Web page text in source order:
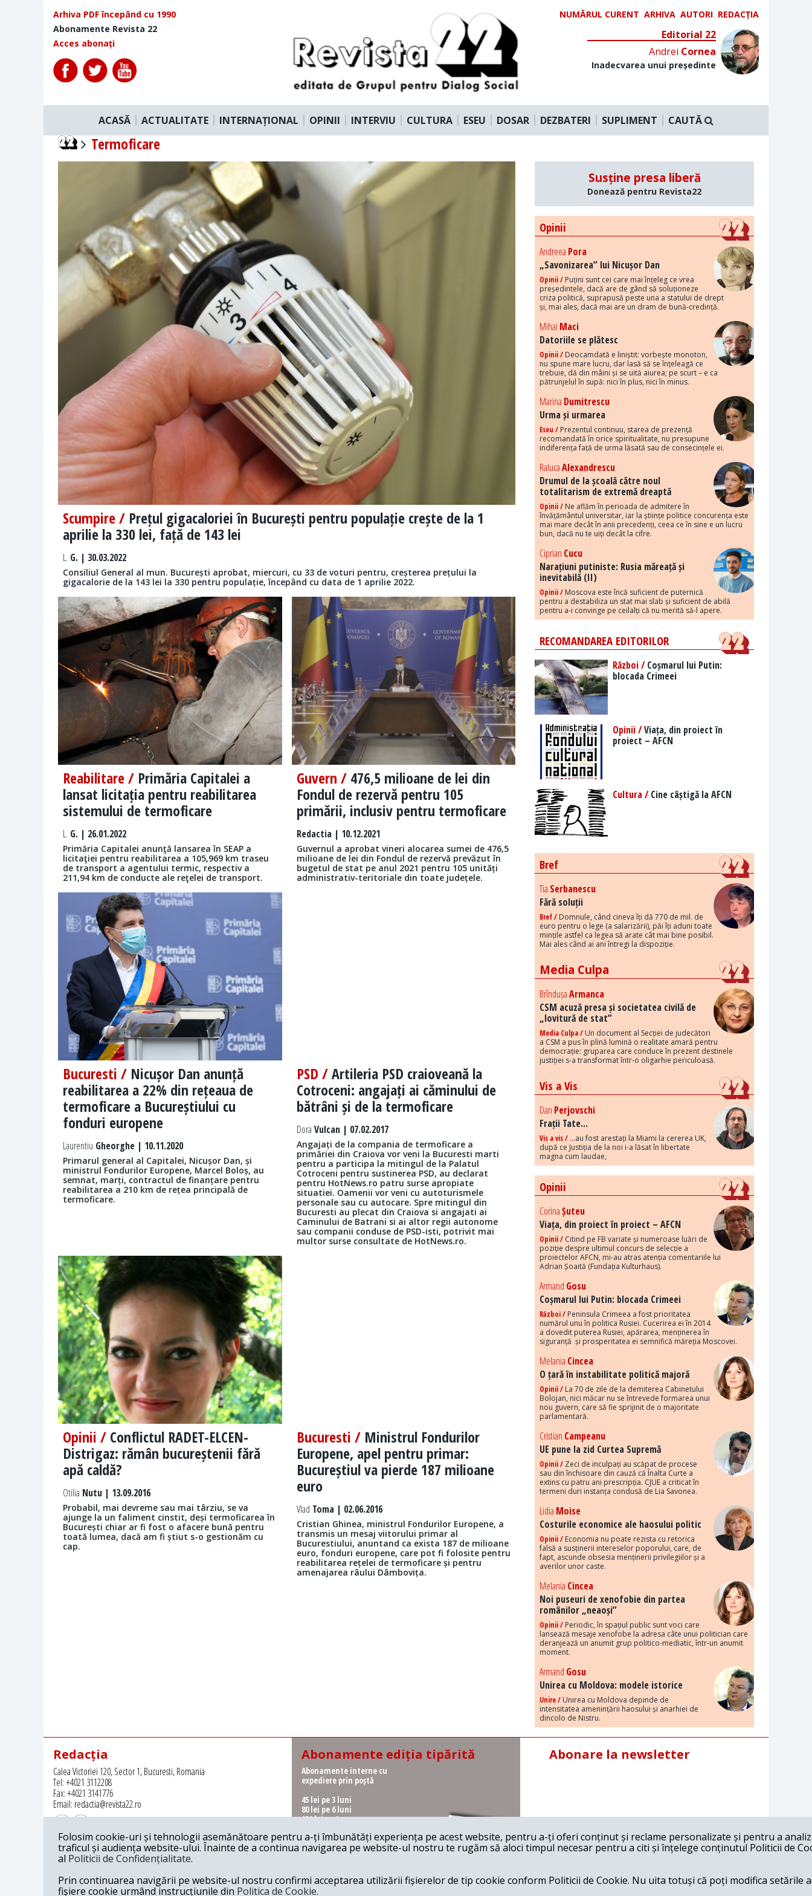
Arhiva PDF începând cu 1990
Abonamente Revista 22
Acces abonați
NUMĂRUL CURENT ARHIVA AUTORI REDACȚIA
Editorial 22
Andrei Cornea
Inadecvarea unui președinte
ACASĂ ACTUALITATE INTERNAȚIONAL OPINII INTERVIU CULTURA ESEU DOSAR DEZBATERI SUPLIMENT CAUTĂ
Termoficare
Scumpire / Prețul gigacaloriei în București pentru populație crește de la 1
aprilie la 330 lei, față de 143 lei
L. G. | 30.03.2022
Consiliul General al mun. București aprobat, miercuri, cu 33 de voturi pentru, creșterea prețului la
gigacalorie de la 143 lei la 330 pentru populație, începând cu data de 1 aprilie 2022.
Reabilitare / Primăria Capitalei a
lansat licitația pentru reabilitarea
sistemului de termoficare
L. G. | 26.01.2022
Primăria Capitalei anunţă lansarea în SEAP a
licitaţiei pentru reabilitarea a 105,969 km traseu
de transport a agentului termic, respectiv a
211,94 km de conducte ale reţelei de transport.
Guvern / 476,5 milioane de lei din
Fondul de rezervă pentru 105
primării, inclusiv pentru termoficare
Redactia| 10.12.2021
Guvernul a aprobat vineri alocarea sumei de 476,5
milioane de lei din Fondul de rezervă prevăzut în
bugetul de stat pe anul 2021 pentru 105 unități
administrativ-teritoriale din toate județele.
Bucuresti / Nicușor Dan anunță
reabilitarea a 22% din rețeaua de
termoficare a Bucureștiului cu
fonduri europene
Laurentiu Gheorghe | 10.11.2020
Primarul general al Capitalei, Nicușor Dan, și
ministrul Fondurilor Europene, Marcel Boloș, au
semnat, marți, contractul de finanțare pentru
reabilitarea a 210 km de rețea principală de
termoficare.
PSD /Artileria PSD craioveană la
Cotroceni: angajați ai căminului de
bătrâni și de la termoficare
Dora Vulcan | 07.02.2017
Angajați de la compania de termoficare a
primăriei din Craiova vor veni la Bucuresti marti
pentru a participa la mitingul de la Palatul
Cotroceni pentru sustinerea PSD, au declarat
pentru HotNews.ro patru surse apropiate
situatiei. Oamenii vor veni cu autoturismele
personale sau cu autocare. Spre mitingul din
Bucuresti au plecat din Craiova si angajati ai
Caminului de Batrani si ai altor regii autonome
sau companii conduse de PSD-isti, potrivit mai
multor surse consultate de HotNews.ro.
Opinii / Conflictul RADET-ELCEN-
Distrigaz: rămân bucureștenii fără
apă caldă?
Otilia Nutu | 13.09.2016
Probabil, mai devreme sau mai târziu, se va
ajunge la un faliment cinstit, deși termoficarea în
București chiar ar fi fost o afacere bună pentru
toată lumea, dacă am fi știut s-o gestionăm cu
cap.
Bucuresti / Ministrul Fondurilor
Europene, apel pentru primar:
Bucureștiul va pierde 187 milioane
euro
Vlad Toma | 02.06.2016
Cristian Ghinea, ministrul Fondurilor Europene, a
transmis un mesaj viitorului primar al
Bucurestiului, anuntand ca exista 187 de milioane
euro, fonduri europene, care pot fi folosite pentru
reabilitarea rețelei de termoficare și pentru
amenajarea râului Dâmbovița.
Susține presa liberă
Donează pentru Revista22
Opinii
Andreea Pora
„Savonizarea” lui Nicușor Dan
Opinii / Puțini sunt cei care mai înțeleg ce vrea
președintele, dacă are de gând să soluționeze
criza politică, suprapusă peste una a statului de drept
și, mai ales, dacă mai are un dram de bună-credință.
Mihai Maci
Datoriile se plătesc
Opinii / Deocamdată e liniștit: vorbește monoton,
nu spune mare lucru, dar lasă să se înțeleagă ce
trebuie, dă din mâini și se uită aiurea; pe scurt – e ca
pătrunjelul în supă: nici în plus, nici în minus.
Marina Dumitrescu
Urma și urmarea
Eseu / Prezentul continuu, starea de prezență
recomandată în orice spiritualitate, nu presupune
indiferența față de urma lăsată sau de consecințele ei.
RalucaAlexandrescu
Drumul de la școală către noul
totalitarism de extremă dreaptă
Opinii / Ne aflăm în perioada de admitere în
învățământul universitar, iar la științe politice concurența este
mai mare decât în anii precedenți, ceea ce în sine e un lucru
bun, dacă nu te uiți decât la cifre.
Ciprian Cucu
Narațiuni putiniste: Rusia măreață și
inevitabilă (II)
Opinii / Moscova este încă suficient de puternică
pentru a destabiliza un stat mai slab și suficient de abilă
pentru a-i convinge pe ceilalți că nu merită să-l apere.
RECOMANDAREA EDITORILOR
Război /Coșmarul lui Putin:
blocada Crimeei
Opinii /Viața, din proiect în
proiect – AFCN
Cultura /Cine câștigă la AFCN
Bref
Tia Serbanescu
Fără soluții
Bref / Domnule, când cineva îți dă 770 de mil. de
euro pentru o lege (a salarizării), păi îți aduni toate
mințile astfel ca legea să arate cât mai bine posibil.
Mai ales când ai ani întregi la dispoziție.
Media Culpa
BrîndușaArmanca
CSM acuză presa și societatea civilă de
„lovitură de stat”
Media Culpa / Un document al Secției de judecători
a CSM a pus în plină lumină o realitate amară pentru
democrație: gruparea care conduce în prezent destinele
justiției s-a transformat într-o oligarhie periculoasă.
Vis a Vis
Dan Perjovschi
Frații Tate...
Vis a vis / ...au fost arestați la Miami la cererea UK,
după ce Justiția de la noi i-a lăsat în libertate
magna cum laudae,
Opinii
CorinaȘuteu
Viața, din proiect în proiect – AFCN
Opinii / Citind pe FB variate și numeroase luări de
poziție despre ultimul concurs de selecție a
proiectelor AFCN, mi-au atras atenția comentariile lui
Adrian Șoaită (Fundația Kulturhaus).
Armand Gosu
Coșmarul lui Putin: blocada Crimeei
Război / Peninsula Crimeea a fost prioritatea
numărul unu în politica Rusiei. Cucerirea ei în 2014
a dovedit puterea Rusiei, apărarea, menținerea în
siguranță și prosperitatea ei semnifică măreția Moscovei.
Melania Cincea
O țară în instabilitate politică majoră
Opinii / La 70 de zile de la demiterea Cabinetului
Bolojan, nici măcar nu se întrevede formarea unui
nou guvern, care să fie sprijinit de o majoritate
parlamentară.
Cristian Campeanu
UE pune la zid Curtea Supremă
Opinii / Zeci de inculpați au scăpat de procese
sau din închisoare din cauză că Înalta Curte a
extins cu patru ani prescripția. CJUE a criticat în
termeni duri instanța condusă de Lia Savonea.
Lidia Moise
Costurile economice ale haosului politic
Opinii / Economia nu poate rezista cu retorica
falsă a susținerii intereselor poporului, care, de
fapt, ascunde obsesia menținerii privilegiilor și a
averilor unor caste.
Melania Cincea
Noi puseuri de xenofobie din partea
românilor „neaoși”
Opinii / Periodic, în spațiul public sunt voci care
lansează mesaje xenofobe la adresa câte unui politician care
deranjează un anumit grup politico-mediatic, într-un anumit
moment.
Armand Gosu
Unirea cu Moldova: modele istorice
Unire / Unirea cu Moldova depinde de
intensitatea amenințării haosului și anarhiei de
dincolo de Nistru.
Redacția
Calea Victoriei 120, Sector 1, Bucuresti, Romania
Tel: +4021 3112208
Fax: +4021 3141776
Email: redactia@revista22.ro
Revista 22 este editata de
Abonamente ediția tipărită
Abonamente interne cu
expediere prin poștă
45 lei pe 3 luni
80 lei pe 6 luni
150 lei pe 1 an
Abonamente interne cu
ridicare de la redacție
62 lei pe 6 luni
115 lei pe 1 an
Abonare la newsletter
Folosim cookie-uri și tehnologii asemănătoare pentru a-ți îmbunătăți experiența pe acest website, pentru a-ți oferi conținut și reclame personalizate și pentru a
traficul și audiența website-ului. Înainte de a continua navigarea pe website-ul nostru te rugăm să aloci timpul necesar pentru a citi și înțelege conținutul Politicii de
al Politicii de Confidențialitate.
Prin continuarea navigării pe website-ul nostru confirmi acceptarea utilizării fișierelor de tip cookie conform Politicii de Cookie. Nu uita totuși că poți modifica setările
fișiere cookie urmând instrucțiunile din Politica de Cookie.